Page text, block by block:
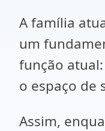
A família
um
função
o espaço de
Assim,